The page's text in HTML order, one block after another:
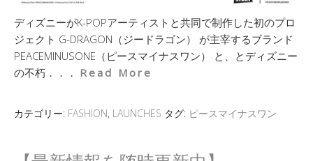
ディズニーがK-POPアーティストと共同で制作した初のプロ
ジェクト G-DRAGON（ジードラゴン） が主宰するブランド
PEACEMINUSONE（ピースマイナスワン） と、とディズニー
の不朽．．． Read More
カテゴリー: FASHION, LAUNCHES タグ: ピースマイナスワン